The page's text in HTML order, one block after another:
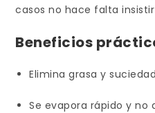
casos no hace falta
Beneficios
Elimina grasa y
Se evapora rápido y no